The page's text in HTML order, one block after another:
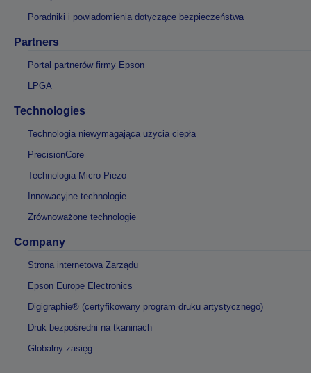
Poradniki i powiadomienia dotyczące bezpieczeństwa
Partners
Portal partnerów firmy Epson
LPGA
Technologies
Technologia niewymagająca użycia ciepła
PrecisionCore
Technologia Micro Piezo
Innowacyjne technologie
Zrównoważone technologie
Company
Strona internetowa Zarządu
Epson Europe Electronics
Digigraphie® (certyfikowany program druku artystycznego)
Druk bezpośredni na tkaninach
Globalny zasięg